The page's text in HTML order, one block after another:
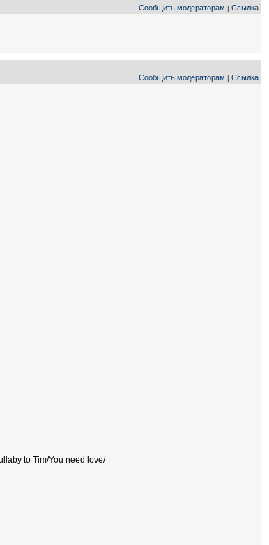
Сообщить модераторам | Ссылка
Сообщить модераторам | Ссылка
to Tim/You need love/